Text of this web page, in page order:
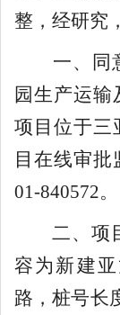
整， 经研究，
一、
同
园生产运输
项目位于三
目在线审批
01-840572。
二、项
容为新建
路，桩号长